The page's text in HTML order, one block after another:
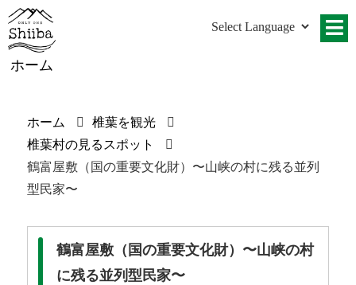
ホーム
ホーム
椎葉を観光
椎葉村の見るスポット
鶴富屋敷（国の重要文化財）〜山峡の村に残る並列
型民家〜
鶴富屋敷（国の重要文化財）〜山峡の村
に残る並列型民家〜